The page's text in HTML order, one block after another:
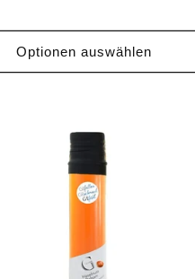
Optionen auswählen